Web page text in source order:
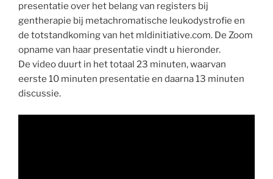
presentatie over het belang van registers bij
gentherapie bij metachromatische leukodystrofie en
de totstandkoming van het mldinitiative.com. De Zoom
opname van haar presentatie vindt u hieronder.
De video duurt in het totaal 23 minuten, waarvan
eerste 10 minuten presentatie en daarna 13 minuten
discussie.